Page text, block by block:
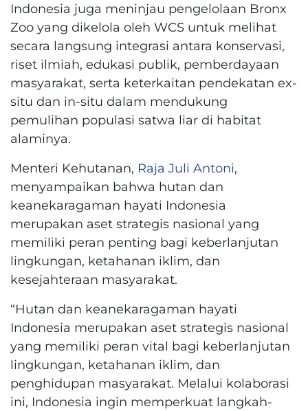
Indonesia juga meninjau pengelolaan Bronx
Zoo yang dikelola oleh WCS untuk melihat
secara langsung integrasi antara konservasi,
riset ilmiah, edukasi publik, pemberdayaan
masyarakat, serta keterkaitan pendekatan ex-
situ dan in-situ dalam mendukung
pemulihan populasi satwa liar di habitat
alaminya.
Menteri Kehutanan, Raja Juli Antoni,
menyampaikan bahwa hutan dan
keanekaragaman hayati Indonesia
merupakan aset strategis nasional yang
memiliki peran penting bagi keberlanjutan
lingkungan, ketahanan iklim, dan
kesejahteraan masyarakat.
“Hutan dan keanekaragaman hayati
Indonesia merupakan aset strategis nasional
yang memiliki peran vital bagi keberlanjutan
lingkungan, ketahanan iklim, dan
penghidupan masyarakat. Melalui kolaborasi
ini, Indonesia ingin memperkuat langkah-